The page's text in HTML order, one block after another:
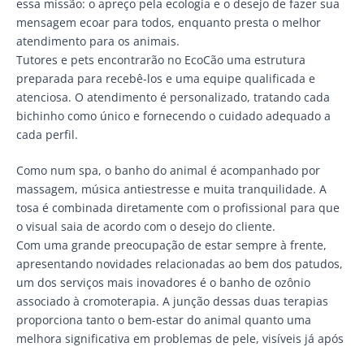
essa missão: o apreço pela ecologia e o desejo de fazer sua
mensagem ecoar para todos, enquanto presta o melhor
atendimento para os animais.
Tutores e pets encontrarão no EcoCão uma estrutura
preparada para recebê-los e uma equipe qualificada e
atenciosa. O atendimento é personalizado, tratando cada
bichinho como único e fornecendo o cuidado adequado a
cada perfil.
Como num spa, o banho do animal é acompanhado por
massagem, música antiestresse e muita tranquilidade. A
tosa é combinada diretamente com o profissional para que
o visual saia de acordo com o desejo do cliente.
Com uma grande preocupação de estar sempre à frente,
apresentando novidades relacionadas ao bem dos patudos,
um dos serviços mais inovadores é o banho de ozônio
associado à cromoterapia. A junção dessas duas terapias
proporciona tanto o bem-estar do animal quanto uma
melhora significativa em problemas de pele, visíveis já após